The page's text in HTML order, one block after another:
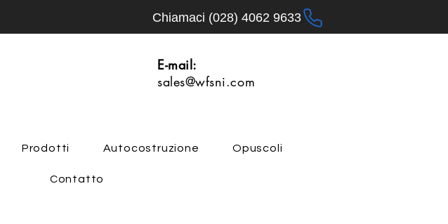
Chiamaci (028) 4062 9633
E-mail:
sales@wfsni.com
Prodotti Autocostruzione Opuscoli
Contatto